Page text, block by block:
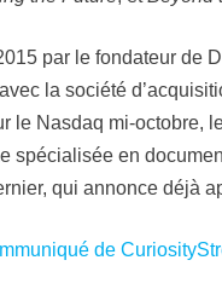
par le fondateur de
la société
le Nasdaq mi-octobre,
spécialisée en
qui annonce déjà
de